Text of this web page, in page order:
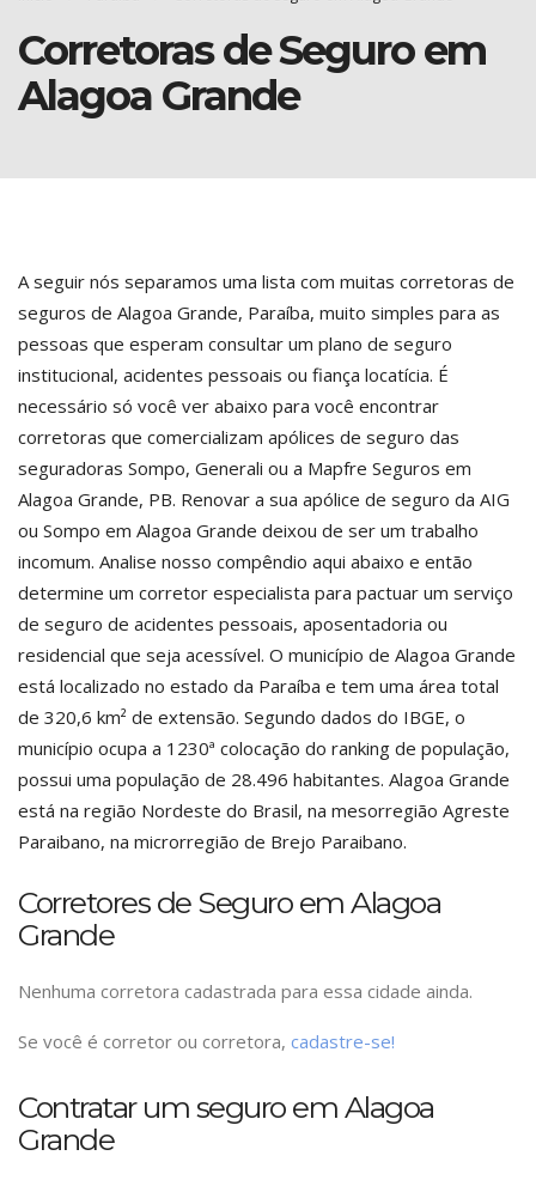
Corretoras de Seguro em
Alagoa Grande
A seguir nós separamos uma lista com muitas corretoras de
seguros de Alagoa Grande, Paraíba, muito simples para as
pessoas que esperam consultar um plano de seguro
institucional, acidentes pessoais ou fiança locatícia. É
necessário só você ver abaixo para você encontrar
corretoras que comercializam apólices de seguro das
seguradoras Sompo, Generali ou a Mapfre Seguros em
Alagoa Grande, PB. Renovar a sua apólice de seguro da AIG
ou Sompo em Alagoa Grande deixou de ser um trabalho
incomum. Analise nosso compêndio aqui abaixo e então
determine um corretor especialista para pactuar um serviço
de seguro de acidentes pessoais, aposentadoria ou
residencial que seja acessível. O município de Alagoa Grande
está localizado no estado da Paraíba e tem uma área total
de 320,6 km² de extensão. Segundo dados do IBGE, o
município ocupa a 1230ª colocação do ranking de população,
possui uma população de 28.496 habitantes. Alagoa Grande
está na região Nordeste do Brasil, na mesorregião Agreste
Paraibano, na microrregião de Brejo Paraibano.
Corretores de Seguro em Alagoa
Grande
Nenhuma corretora cadastrada para essa cidade ainda.
Se você é corretor ou corretora, cadastre-se!
Contratar um seguro em Alagoa
Grande